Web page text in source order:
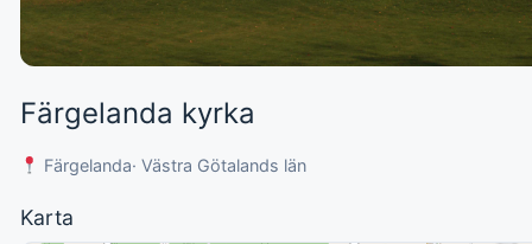
Färgelanda kyrka
Färgelanda· Västra Götalands län
Karta